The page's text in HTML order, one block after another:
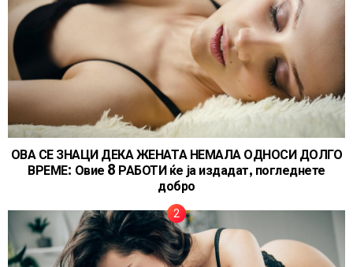
ОВА СЕ ЗНАЦИ ДЕКА ЖЕНАТА НЕМАЛА ОДНОСИ ДОЛГО
ВРЕМЕ: Овие 8 РАБОТИ ќе ја издадат, погледнете
добро